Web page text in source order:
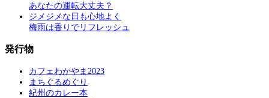
あなたの運転大丈夫？
ジメジメな日も心地よく
梅雨は香りでリフレッシュ
発行物
カフェわかやま2023
まちぐるめぐり
紀州のカレー本